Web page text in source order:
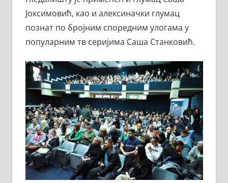
Јоксимовић, као и алексиначки глумац
познат по бројним споредним улогама у
популарним тв серијима Саша Станковић.